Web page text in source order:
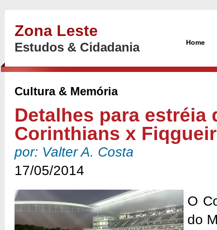
Zona Leste
Estudos & Cidadania Home
Cultura & Memória
Detalhes para estréia
Corinthians x
por: Valter A. Costa
17/05/2014
O
do